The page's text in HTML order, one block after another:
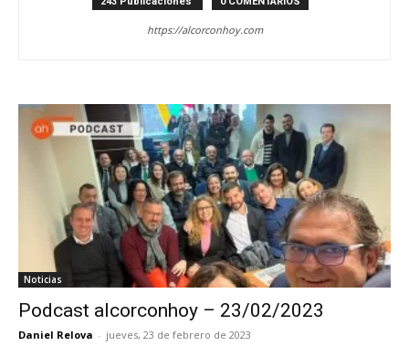
https://alcorconhoy.com
Noticias
Podcast alcorconhoy – 23/02/2023
Daniel Relova - jueves, 23 de febrero de 2023